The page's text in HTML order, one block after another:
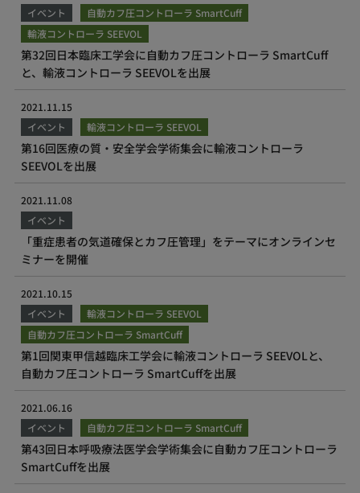
イベント
自動カフ圧コントローラ SmartCuff
輸液コントローラ SEEVOL
第32回日本臨床工学会に自動カフ圧コントローラ SmartCuff
と、輸液コントローラ SEEVOLを出展
2021.11.15
イベント
輸液コントローラ SEEVOL
第16回医療の質・安全学会学術集会に輸液コントローラ
SEEVOLを出展
2021.11.08
イベント
「重症患者の気道確保とカフ圧管理」をテーマにオンラインセ
ミナーを開催
2021.10.15
イベント
輸液コントローラ SEEVOL
自動カフ圧コントローラ SmartCuff
第1回関東甲信越臨床工学会に輸液コントローラ SEEVOLと、
自動カフ圧コントローラ SmartCuffを出展
2021.06.16
イベント
自動カフ圧コントローラ SmartCuff
第43回日本呼吸療法医学会学術集会に自動カフ圧コントローラ
SmartCuffを出展